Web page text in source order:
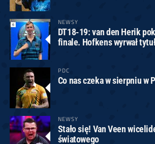
NEWSY
DT18-19: van den Herik
finale. Hofkens wyrwał
PDC
Co nas czeka w sierpniu w
NEWSY
Stało się! Van Veen
światowego